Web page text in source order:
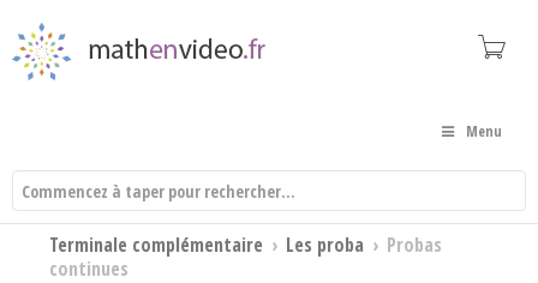
Menu
Terminale complémentaire › Les proba › Probas
continues